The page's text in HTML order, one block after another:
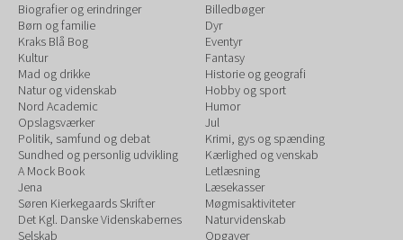
Biografier og erindringer
Børn og familie
Kraks Blå Bog
Kultur
Mad og drikke
Natur og videnskab
Nord Academic
Opslagsværker
Politik, samfund og debat
Sundhed og personlig udvikling
A Mock Book
Jena
Søren Kierkegaards Skrifter
Det Kgl. Danske Videnskabernes
Selskab
Billedbøger
Dyr
Eventyr
Fantasy
Historie og geografi
Hobby og sport
Humor
Jul
Krimi, gys og spænding
Kærlighed og venskab
Letlæsning
Læsekasser
Møgmisaktiviteter
Naturvidenskab
Opgaver